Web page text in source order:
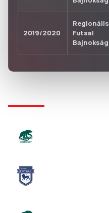
2019/2020
Regionális
Futsal
Bajnokság